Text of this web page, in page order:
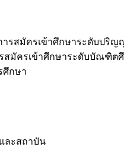
ารสมัครเข้าศึกษาระดับปริ
สมัครเข้าศึกษาระดับบัณฑิต
ศึกษา
ละสถาบัน